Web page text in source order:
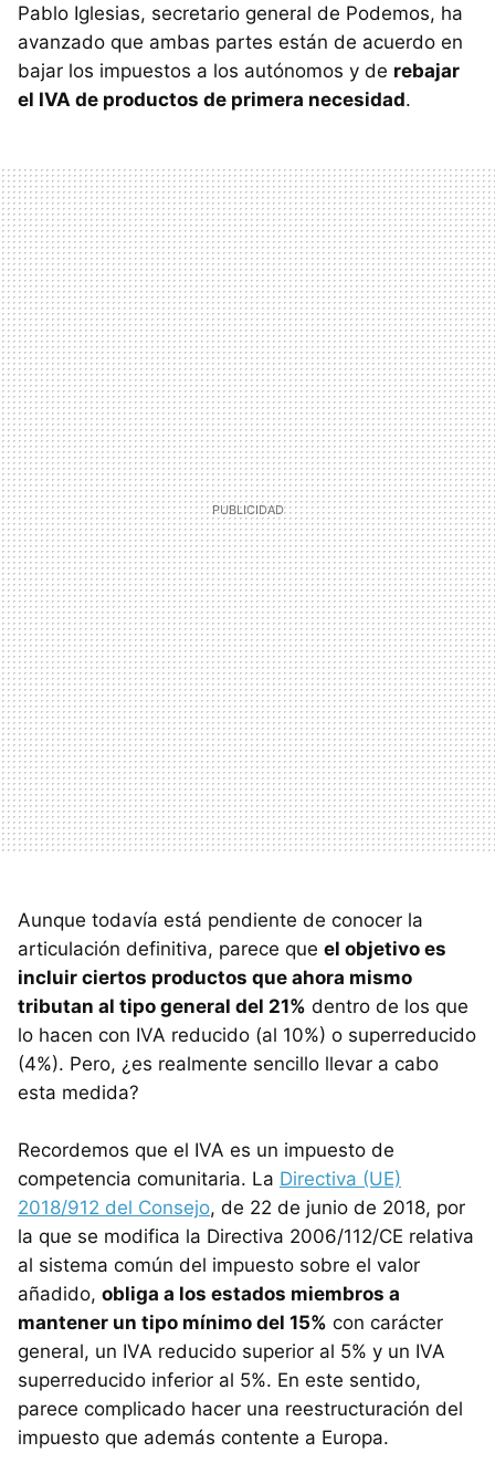
Pablo Iglesias, secretario general de Podemos, ha
avanzado que ambas partes están de acuerdo en
bajar los impuestos a los autónomos y de rebajar
el IVA de productos de primera necesidad.
Aunque todavía está pendiente de conocer la
articulación definitiva, parece que el objetivo es
incluir ciertos productos que ahora mismo
tributan al tipo general del 21% dentro de los que
lo hacen con IVA reducido (al 10%) o superreducido
(4%). Pero, ¿es realmente sencillo llevar a cabo
esta medida?
Recordemos que el IVA es un impuesto de
competencia comunitaria. La Directiva (UE)
2018/912 del Consejo, de 22 de junio de 2018, por
la que se modifica la Directiva 2006/112/CE relativa
al sistema común del impuesto sobre el valor
añadido, obliga a los estados miembros a
mantener un tipo mínimo del 15% con carácter
general, un IVA reducido superior al 5% y un IVA
superreducido inferior al 5%. En este sentido,
parece complicado hacer una reestructuración del
impuesto que además contente a Europa.